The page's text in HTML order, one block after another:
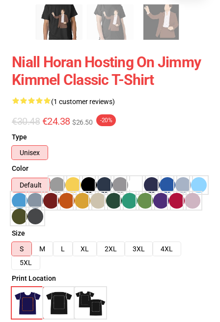
Niall Horan Hosting On Jimmy
Kimmel Classic T-Shirt
(1 customer reviews)
€30.48 €24.38 $26.50 -20%
Type
Unisex
Color
Default
Size
S
M L XL 2XL 3XL
4XL
5XL
Print Location